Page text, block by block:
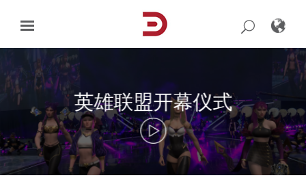
content
英雄联盟开幕仪式